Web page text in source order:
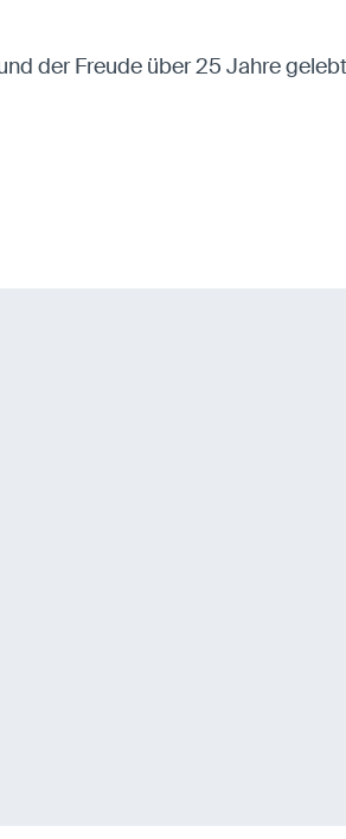
der Freude über 25 Jahre